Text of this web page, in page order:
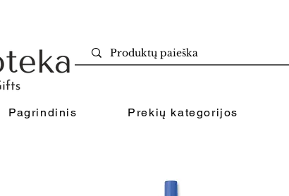
Pagrindinis Prekių kategorijos